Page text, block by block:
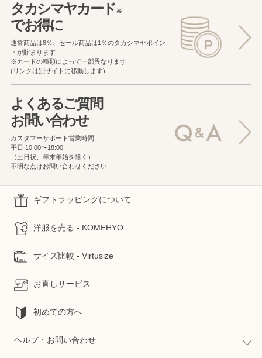
タカシマヤカード※
でお得に
通常商品は8％、セール商品は1％のタカシマヤポイン
トが貯まります
※カードの種類によって一部異なります
(リンクは別サイトに移動します)
よくあるご質問
お問い合わせ
カスタマーサポート営業時間
平日 10:00〜18:00
（土日祝、年末年始を除く）
不明な点はお問い合わせください
ギフトラッピングについて
洋服を売る - KOMEHYO
サイズ比較 - Virtusize
お直しサービス
初めての方へ
ヘルプ・お問い合わせ